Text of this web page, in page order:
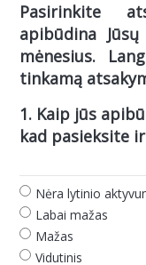
Pasirinkite
apibūdina
mėnesius.
tinkamą
1. Kaip jūs
kad pasieksite
Nėra lytinio
Labai mažas
Mažas
Vidutinis